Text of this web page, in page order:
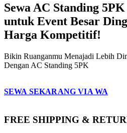
Sewa AC Standing
untuk Event Besar
Harga Kompetitif!
Bikin Ruanganmu Menajadi Lebih
Dengan AC Standing 5PK
SEWA SEKARANG VIA WA
FREE SHIPPING &